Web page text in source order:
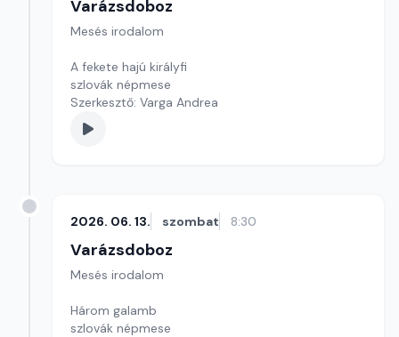
Varázsdoboz
Mesés irodalom
A fekete hajú királyfi
szlovák népmese
Szerkesztő: Varga Andrea
2026. 06. 13. szombat 8:30
Varázsdoboz
Mesés irodalom
Három galamb
szlovák népmese